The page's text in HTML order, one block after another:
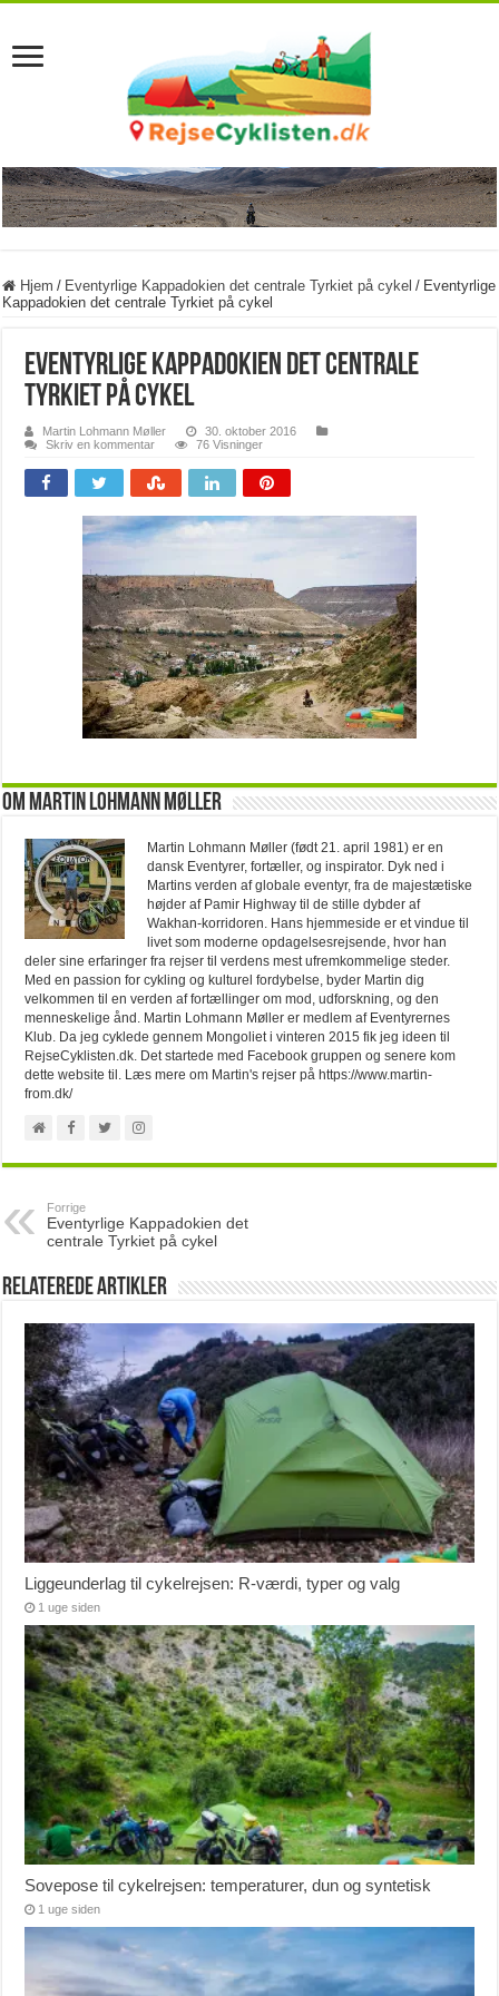
Hjem / Eventyrlige Kappadokien det centrale Tyrkiet på cykel / Eventyrlige
Kappadokien det centrale Tyrkiet på cykel
Eventyrlige Kappadokien det centrale
Tyrkiet på cykel
Martin Lohmann Møller
30. oktober 2016
Skriv en kommentar
76 Visninger
Om Martin Lohmann Møller
Martin Lohmann Møller (født 21. april 1981) er en
dansk Eventyrer, fortæller, og inspirator. Dyk ned i
Martins verden af globale eventyr, fra de majestætiske
højder af Pamir Highway til de stille dybder af
Wakhan-korridoren. Hans hjemmeside er et vindue til
livet som moderne opdagelsesrejsende, hvor han
deler sine erfaringer fra rejser til verdens mest ufremkommelige steder.
Med en passion for cykling og kulturel fordybelse, byder Martin dig
velkommen til en verden af fortællinger om mod, udforskning, og den
menneskelige ånd. Martin Lohmann Møller er medlem af Eventyrernes
Klub. Da jeg cyklede gennem Mongoliet i vinteren 2015 fik jeg ideen til
RejseCyklisten.dk. Det startede med Facebook gruppen og senere kom
dette website til. Læs mere om Martin's rejser på https://www.martin-
from.dk/
Forrige
Eventyrlige Kappadokien det
centrale Tyrkiet på cykel
Relaterede artikler
Liggeunderlag til cykelrejsen: R-værdi, typer og valg
1 uge siden
Sovepose til cykelrejsen: temperaturer, dun og syntetisk
1 uge siden